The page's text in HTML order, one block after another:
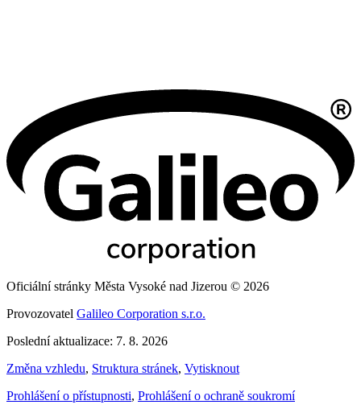
Oficiální stránky Města Vysoké nad Jizerou © 2026
Provozovatel Galileo Corporation s.r.o.
Poslední aktualizace: 7. 8. 2026
Změna vzhledu, Struktura stránek, Vytisknout
Prohlášení o přístupnosti, Prohlášení o ochraně soukromí